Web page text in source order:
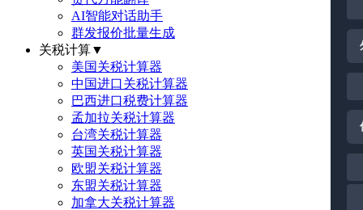
AI智能对话助手
群发报价批量生成
关税计算▼
美国关税计算器
中国进口关税计算器
巴西进口税费计算器
孟加拉关税计算器
台湾关税计算器
英国关税计算器
欧盟关税计算器
东盟关税计算器
加拿大关税计算器